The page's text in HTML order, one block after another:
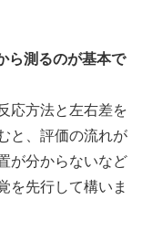
ら測るのが基本で
応方法と左右差を
と、評価の流れが
が分からないなど
を先行して構いま